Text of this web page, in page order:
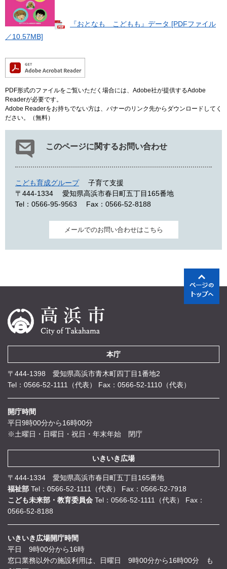
『おとなも こどもも』データ [PDFファイル
／10.57MB]
PDF形式のファイルをご覧いただく場合には、Adobe社が提供するAdobe
Readerが必要です。
Adobe Readerをお持ちでない方は、バナーのリンク先からダウンロードしてく
ださい。（無料）
このページに関するお問い合わせ
こども育成グループ
子育て支援
〒444-1334
愛知県高浜市春日町五丁目165番地
Tel：0566-95-9563
Fax：0566-52-8188
メールでのお問い合わせはこちら
本庁
〒444-1398 愛知県高浜市青木町四丁目1番地2
Tel：0566-52-1111（代表）
Fax：0566-52-1110（代表）
開庁時間
平日9時00分から16時00分
※土曜日・日曜日・祝日・年末年始 閉庁
いきいき広場
〒444-1334 愛知県高浜市春日町五丁目165番地
福祉部 Tel：0566-52-1111（代表）
Fax：0566-52-7918
こども未来部・教育委員会 Tel：0566-52-1111（代表）
Fax：
0566-52-8188
いきいき広場開庁時間
平日 9時00分から16時
窓口業務以外の施設利用は、日曜日 9時00分から16時00分 も